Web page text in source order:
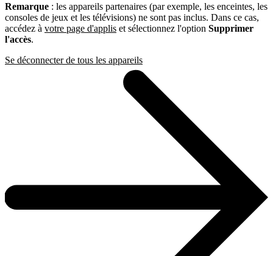
Remarque : les appareils partenaires (par exemple, les enceintes, les
consoles de jeux et les télévisions) ne sont pas inclus. Dans ce cas,
accédez à votre page d'applis et sélectionnez l'option Supprimer
l'accès.
Se déconnecter de tous les appareils